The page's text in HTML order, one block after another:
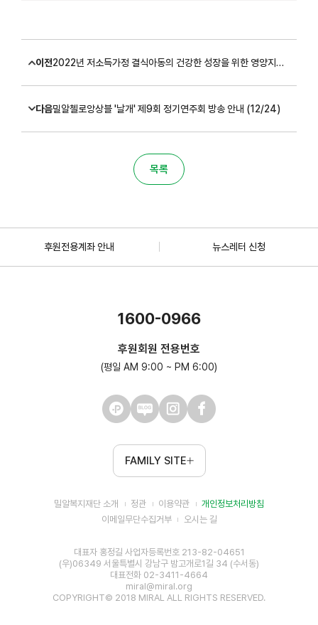
이전 2022년 저소득가정 결식아동의 건강한 성장을 위한 영양지원사업 '따듯한채움' 대상자 모집 안내(모집완료)
다음밀알첼로앙상블 '날개' 제9회 정기연주회 방송 안내 (12/24)
목록
후원전용계좌 안내 뉴스레터 신청
1600-0966
후원회원 전용번호
(평일 AM 9:00 ~ PM 6:00)
FAMILY SITE
밀알복지재단 소개 정관 이용약관
개인정보처리방침
이메일무단수집거부
오시는 길
대표자 홍정길 사업자등록번호 213-82-04651
(우)06349 서울특별시 강남구 밤고개로1길 34 (수서동)
대표전화 02-3411-4664
miral@miral.org
COPYRIGHT© 2018 MIRAL ALL RIGHTS RESERVED.